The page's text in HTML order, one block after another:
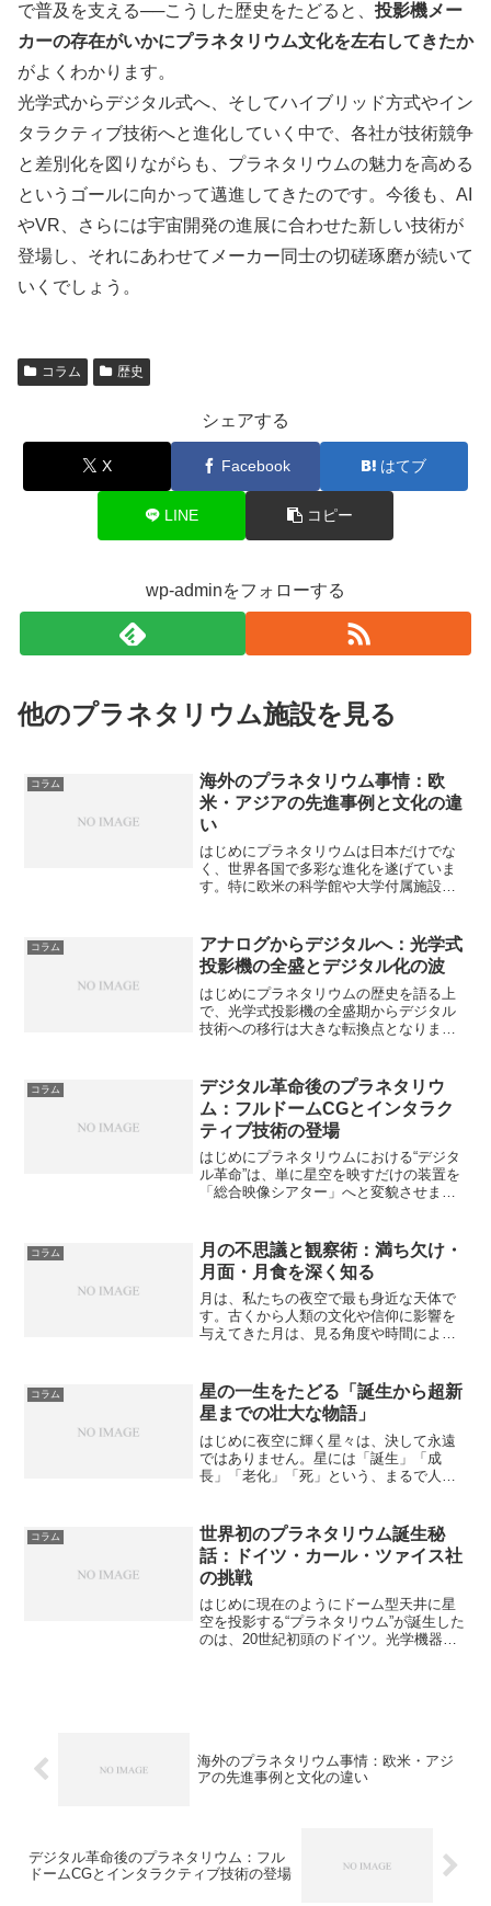
で普及を支える──こうした歴史をたどると、 投影機メー
カーの存在がいかにプラネタリウム文化を左右してきたか
がよくわかります。
光学式からデジタル式へ、そしてハイブリッド方式やイン
タラクティブ技術へと進化していく中で、各社が技術競争
と差別化を図りながらも、プラネタリウムの魅力を高める
というゴールに向かって邁進してきたのです。今後も、AI
やVR、さらには宇宙開発の進展に合わせた新しい技術が
登場し、それにあわせてメーカー同士の切磋琢磨が続いて
いくでしょう。
コラム 歴史
シェアする
X Facebook はてブ
LINE コピー
wp-adminをフォローする
他のプラネタリウム施設を見る
コラム
海外のプラネタリウム事情：欧
米・アジアの先進事例と文化の違
い
はじめにプラネタリウムは日本だけでな
く、世界各国で多彩な進化を遂げていま
す。特に欧米の科学館や大学付属施設、
会・文化的背景を反映したユニークな特
徴があります。本記事では...
コラム
アナログからデジタルへ：光学式
投影機の全盛とデジタル化の波
はじめにプラネタリウムの歴史を語る上
で、光学式投影機の全盛期からデジタル
技術への移行は大きな転換点となりま
「光学式」が主流でしたが、コンピュー
ターの発展に伴い「デジタル式...
コラム
デジタル革命後のプラネタリウ
ム：フルドームCGとインタラク
ティブ技術の登場
はじめにプラネタリウムにおける“デジタ
ル革命”は、単に星空を映すだけの装置を
「総合映像シアター」へと変貌させまし
文教育を超えたエンターテインメントや
アート、さらにはV...
コラム
月の不思議と観察術：満ち欠け・
月面・月食を深く知る
月は、私たちの夜空で最も身近な天体で
す。古くから人類の文化や信仰に影響を
与えてきた月は、見る角度や時間によっ
について、満ち欠け、月面の特徴、そし
て月食といったテーマを中...
コラム
星の一生をたどる「誕生から超新
星までの壮大な物語」
はじめに夜空に輝く星々は、決して永遠
ではありません。星には「誕生」「成
長」「老化」「死」という、まるで人間
な時間と物質の循環を映し出した宇宙の
ドキュメント。本記事では、...
コラム
世界初のプラネタリウム誕生秘
話：ドイツ・カール・ツァイス社
の挑戦
はじめに現在のようにドーム型天井に星
空を投影する“プラネタリウム”が誕生した
のは、20世紀初頭のドイツ。光学機器メ
海外のプラネタリウム事情：欧米・アジ
アの先進事例と文化の違い
デジタル革命後のプラネタリウム：フル
ドームCGとインタラクティブ技術の登場